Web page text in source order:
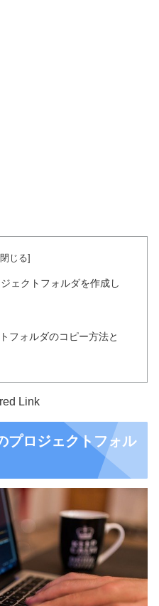
ェクトフォルダを作成し
フォルダのコピー方法と
Link
プロジェクトフォル